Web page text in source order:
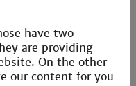
have two
are providing
On the other
our content for you